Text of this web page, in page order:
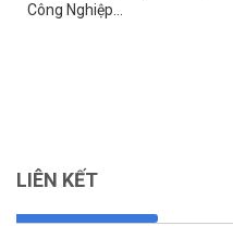
Công Nghiệp...
LIÊN KẾT